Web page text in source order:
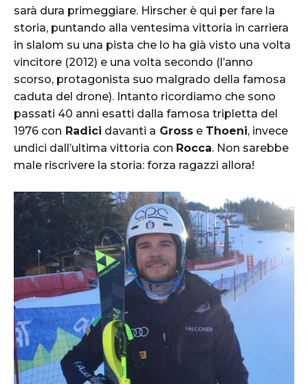
sarà dura primeggiare. Hirscher è qui per fare la
storia, puntando alla ventesima vittoria in carriera
in slalom su una pista che lo ha già visto una volta
vincitore (2012) e una volta secondo (l’anno
scorso, protagonista suo malgrado della famosa
caduta del drone). Intanto ricordiamo che sono
passati 40 anni esatti dalla famosa tripletta del
1976 con Radici davanti a Gross e Thoeni, invece
undici dall’ultima vittoria con Rocca. Non sarebbe
male riscrivere la storia: forza ragazzi allora!